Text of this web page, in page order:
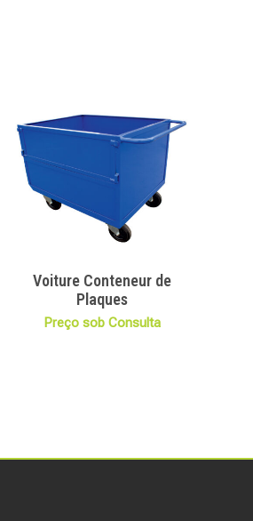
Voiture Conteneur de
Plaques
Preço sob Consulta